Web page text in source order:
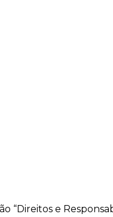
“Direitos e